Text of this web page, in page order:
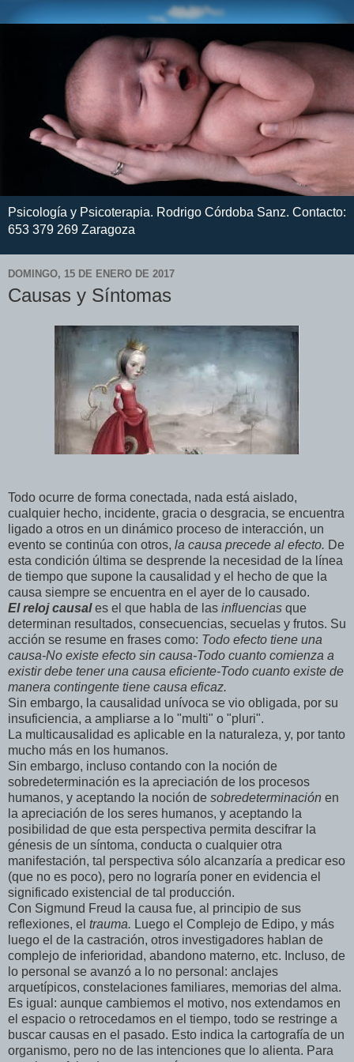
Psicología y Psicoterapia. Rodrigo Córdoba Sanz. Contacto:
653 379 269 Zaragoza
DOMINGO, 15 DE ENERO DE 2017
Causas y Síntomas
Todo ocurre de forma conectada, nada está aislado,
cualquier hecho, incidente, gracia o desgracia, se encuentra
ligado a otros en un dinámico proceso de interacción, un
evento se continúa con otros, la causa precede al efecto. De
esta condición última se desprende la necesidad de la línea
de tiempo que supone la causalidad y el hecho de que la
causa siempre se encuentra en el ayer de lo causado.
El reloj causales el que habla de las influencias que
determinan resultados, consecuencias, secuelas y frutos. Su
acción se resume en frases como: Todo efecto tiene una
causa-No existe efecto sin causa-Todo cuanto comienza a
existir debe tener una causa eficiente-Todo cuanto existe de
manera contingente tiene causa eficaz.
Sin embargo, la causalidad unívoca se vio obligada, por su
insuficiencia, a ampliarse a lo "multi" o "pluri".
La multicausalidad es aplicable en la naturaleza, y, por tanto
mucho más en los humanos.
Sin embargo, incluso contando con la noción de
sobredeterminación es la apreciación de los procesos
humanos, y aceptando la noción de sobredeterminación en
la apreciación de los seres humanos, y aceptando la
posibilidad de que esta perspectiva permita descifrar la
génesis de un síntoma, conducta o cualquier otra
manifestación, tal perspectiva sólo alcanzaría a predicar eso
(que no es poco), pero no lograría poner en evidencia el
significado existencial de tal producción.
Con Sigmund Freud la causa fue, al principio de sus
reflexiones, el trauma. Luego el Complejo de Edipo, y más
luego el de la castración, otros investigadores hablan de
complejo de inferioridad, abandono materno, etc. Incluso, de
lo personal se avanzó a lo no personal: anclajes
arquetípicos, constelaciones familiares, memorias del alma.
Es igual: aunque cambiemos el motivo, nos extendamos en
el espacio o retrocedamos en el tiempo, todo se restringe a
buscar causas en el pasado. Esto indica la cartografía de un
organismo, pero no de las intenciones que lo alienta. Para